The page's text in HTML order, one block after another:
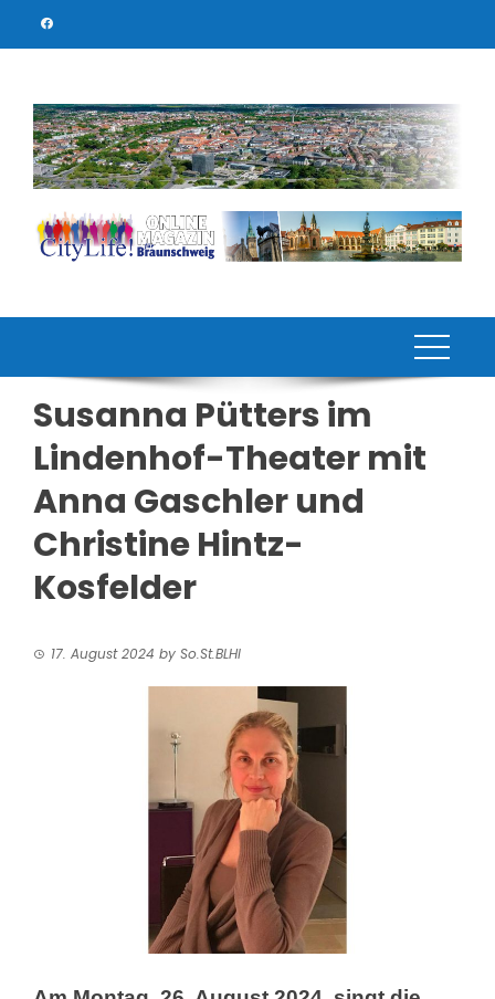
Susanna Pütters im
Lindenhof-Theater mit
Anna Gaschler und
Christine Hintz-
Kosfelder
17. August 2024 by So.St.BLHI